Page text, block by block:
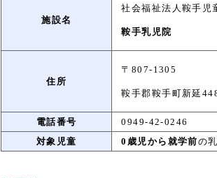
施設名
社会福祉法人鞍手児
鞍手乳児院
住所
〒807-1305
鞍手郡鞍手町新延
電話番号 0949-42-0246
対象児童
0歳児から就学前の